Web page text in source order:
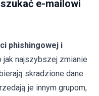
e-mailowi
phishingowej i
jak najszybszej zmianie
skradzione dane
je innym grupom,